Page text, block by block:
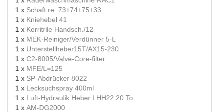
1 x Schaft re. 73+74+75+33
1 x Kniehebel 41
1 x Korritrile Handsch./12
1 x MEK-Reiniger/Verdünner 5-L
1 x Unterstellheber15T/AX15-230
1 x C2-8005/Valve-Core-filter
1 x MFE/L=125
1 x SP-Abdrücker 8022
1 x Lecksuchspray 400ml
1 x Luft-Hydraulik Heber LHH22 20 To
1 x AM-DG2000